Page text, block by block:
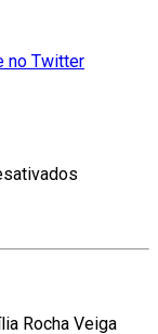
Rocha Veiga